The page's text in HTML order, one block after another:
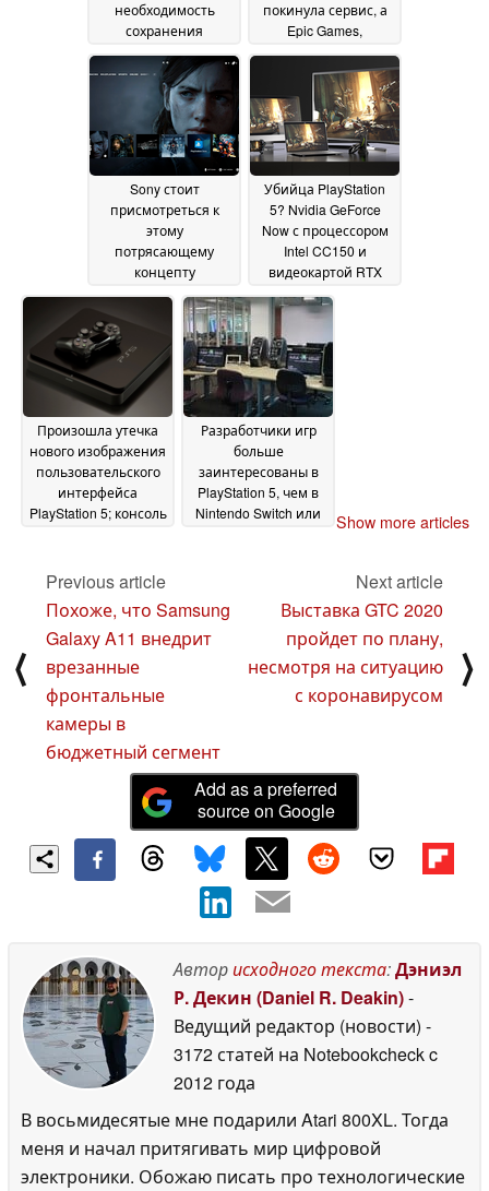
необходимость
сохранения
дистанции между
людьми 22 March 2020
покинула сервис, а
Epic Games,
наоборот, выказала
свою поддержку09
March 2020
Sony стоит
присмотреться к
этому
потрясающему
концепту
интерфейса для
PlayStation 507 March
Убийца PlayStation
5? Nvidia GeForce
Now с процессором
Intel CC150 и
видеокартой RTX
T10-8 протестирован
на Geekbench и
Ashes of Singularity
February 2020
Произошла утечка
нового изображения
пользовательского
интерфейса
PlayStation 5; консоль
Разработчики игр
больше
заинтересованы в
PlayStation 5, чем в
Nintendo Switch или
Show more articles
⟨
Previous article
Похоже, что Samsung
Galaxy A11 внедрит
врезанные
фронтальные
камеры в
бюджетный сегмент
Next article
Выставка GTC 2020
пройдет по плану,
несмотря на ситуацию
с коронавирусом
⟩
Add as a preferred
source on Google
Авторисходного текста:Дэниэл
Р. Декин (Daniel R. Deakin)-
Ведущий редактор (новости) -
3172 статей на Notebookcheckc
2012 года
В восьмидесятые мне подарили Atari 800XL. Тогда
меня и начал притягивать мир цифровой
электроники. Обожаю писать про технологические